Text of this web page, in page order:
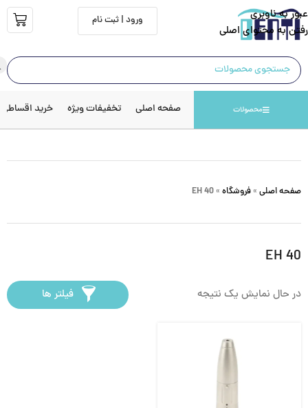
عبور به ناوبری
رفتن به محتوای اصلی
ورود | ثبت نام
محصولات صفحه اصلی تخفیفات ویژه خرید اقساطی
صفحه اصلی » فروشگاه »
EH 40
EH 40
در حال نمایش یک نتیجه فیلتر ها